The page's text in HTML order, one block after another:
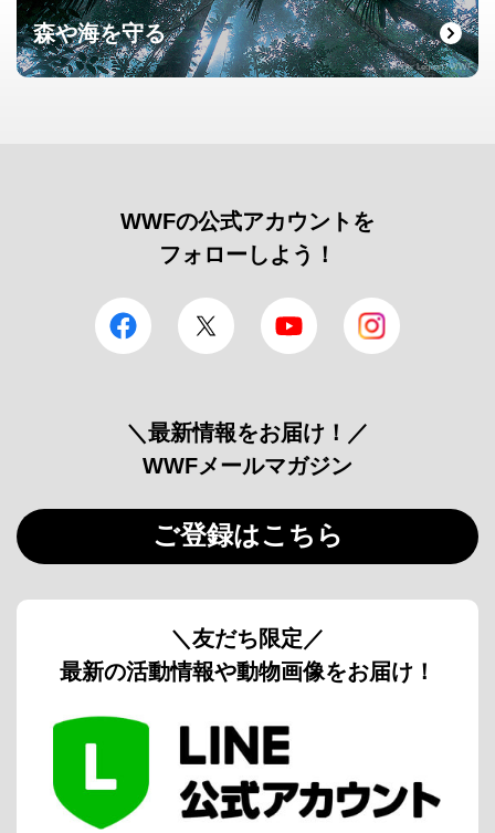
森や海を守る
© Roger Leguen / WWF
WWFの公式アカウントを
フォローしよう！
facebook Twitter YouTube
＼最新情報をお届け！／
WWFメールマガジン
ご登録はこちら
＼友だち限定／
最新の活動情報や動物画像をお届け！